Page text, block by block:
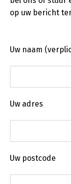
op uw bericht
Uw naam
Uw adres
Uw postcode